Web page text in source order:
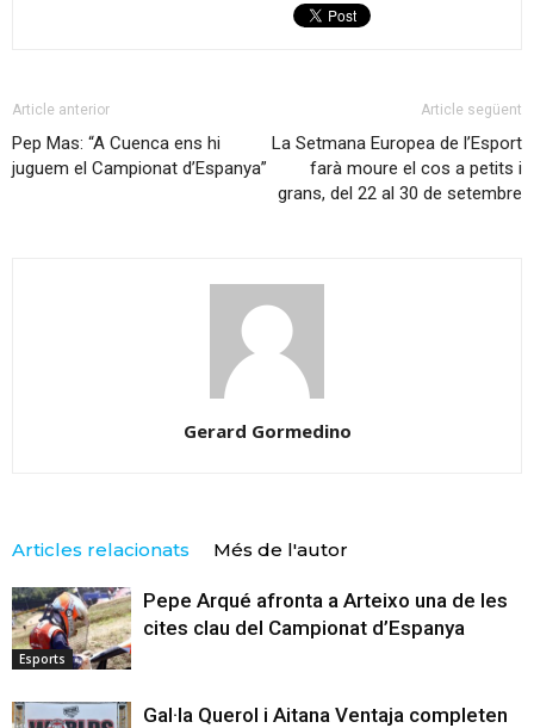
Article anterior
Pep Mas: “A Cuenca ens hi
juguem el Campionat d’Espanya”
Article següent
La Setmana Europea de l’Esport
farà moure el cos a petits i
grans, del 22 al 30 de setembre
Gerard Gormedino
Articles relacionats Més de l'autor
Esports
Pepe Arqué afronta a Arteixo una de les
cites clau del Campionat d’Espanya
Gal·la Querol i Aitana Ventaja completen